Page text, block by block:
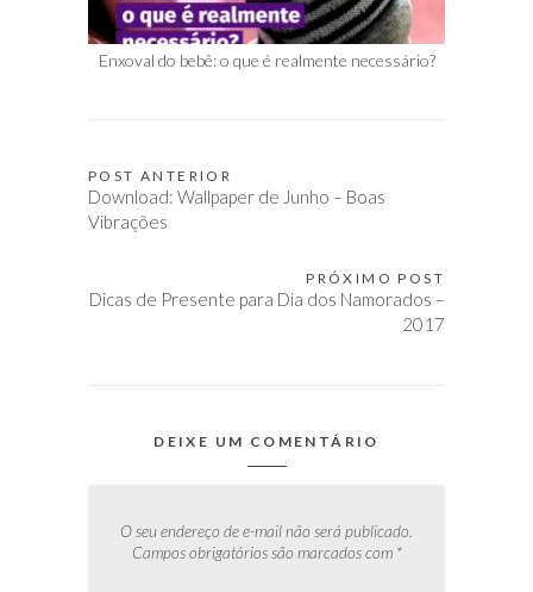
Enxoval do bebê: o que é realmente necessário?
Navegação
de
POST ANTERIOR
Download: Wallpaper de Junho – Boas
Vibrações
PRÓXIMO POST
Dicas de Presente para Dia dos Namorados –
2017
DEIXE UM COMENTÁRIO
O seu endereço de e-mail não será publicado.
Campos obrigatórios são marcados com *